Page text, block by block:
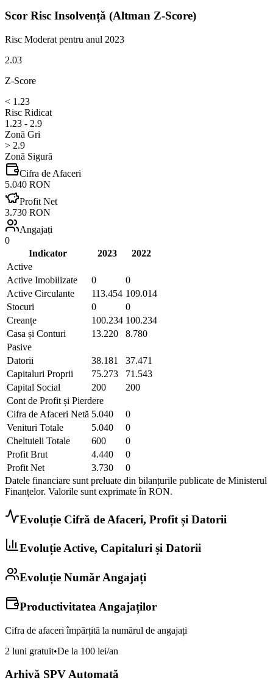
Scor Risc Insolvență (Altman Z-Score)
Risc Moderat pentru anul 2023
2.03
Z-Score
< 1.23
Risc Ridicat
1.23 - 2.9
Zonă Gri
> 2.9
Zonă Sigură
Cifra de Afaceri
5.040 RON
Profit Net
3.730 RON
Angajați
0
Indicator
2023
2022
Active
Active Imobilizate
0
0
Active Circulante
113.454 109.014
Stocuri
0
0
Creanțe
100.234 100.234
Casa și Conturi
13.220
8.780
Pasive
Datorii
38.181
37.471
Capitaluri Proprii
75.273
71.543
Capital Social
200
200
Cont de Profit și Pierdere
Cifra de Afaceri Netă 5.040
0
Venituri Totale
5.040
0
Cheltuieli Totale
600
0
Profit Brut
4.440
0
Profit Net
3.730
0
Datele financiare sunt preluate din bilanțurile publicate de Ministerul
Finanțelor. Valorile sunt exprimate în RON.
Evoluție Cifră de Afaceri, Profit și Datorii
Evoluție Active, Capitaluri și Datorii
Evoluție Număr Angajați
Productivitatea Angajaților
Cifra de afaceri împărțită la numărul de angajați
2 luni gratuit•De la 100 lei/an
Arhivă SPV Automată